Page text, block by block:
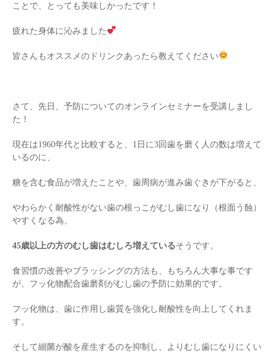
ことで、とっても美味しかったです！
疲れた身体に沁みました
皆さんもオススメのドリンクあったら教えてください
さて、先日、予防についてのオンラインセミナーを受講しまし
た！
現在は1960年代と比較すると、1日に3回歯を磨く人の数は増えて
いるのに、
糖を含む食品が増えたことや、歯周病が進み歯ぐきが下がると、
やわらかく耐酸性がない歯の根っこがむし歯になり（根面う蝕）
やすくなる為、
45歳以上の方のむし歯はむしろ増えているそうです。
食習慣の改善やブラッシングの方法も、もちろん大事な事です
が、フッ化物配合歯磨剤がむし歯の予防に効果的です。
フッ化物は、歯に作用し歯質を強化し耐酸性を向上してくれま
す。
そして細菌が酸を産生するのを抑制し、よりむし歯になりにくい